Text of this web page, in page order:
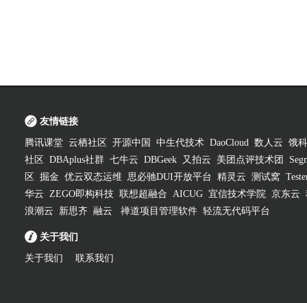
友情链接
腾讯课堂 云栖社区 开源中国 中生代技术 DaoCloud 数人云 饿
社区
DBAplus社群 七牛云 DBGeek 又拍云 美团点评技术团
区
掘金 优云双态运维 思必驰DUI开放平台 精灵云 测试窝
华云 ZEGO即构科技 联想超融合 AICUG 宜信技术学院 京东云
浪潮云
新思齐 融云 禅道项目管理软件 轻流无代码平台
关于我们
关于我们 联系我们